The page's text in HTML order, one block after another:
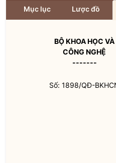
Mục lục Lược đồ
BỘ KHOA HỌC VÀ
CÔNG NGHỆ
-------
Số: 1898/QĐ-